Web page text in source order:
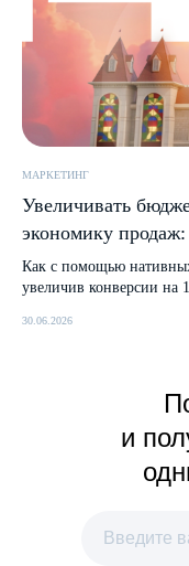
МАРКЕТИНГ
Увеличивать
экономику
Как с помощью
увеличив конверсии на
30.06.2026
и